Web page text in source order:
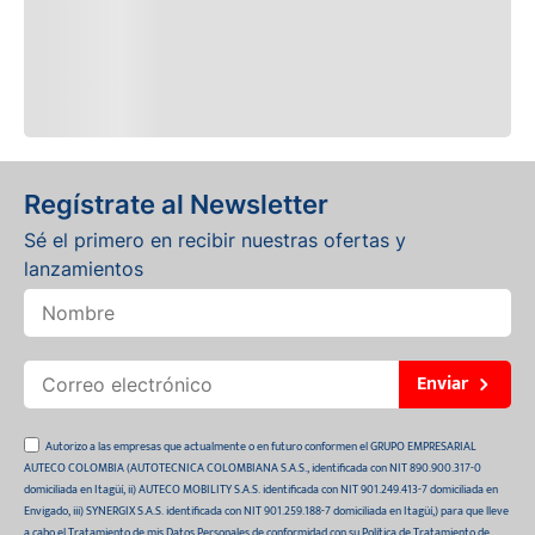
Regístrate al Newsletter
Sé el primero en recibir nuestras ofertas y
lanzamientos
Enviar
Autorizo a las empresas que actualmente o en futuro conformen el GRUPO EMPRESARIAL
AUTECO COLOMBIA (AUTOTECNICA COLOMBIANA S.A.S., identificada con NIT 890.900.317-0
domiciliada en Itagüí, ii) AUTECO MOBILITY S.A.S. identificada con NIT 901.249.413-7 domiciliada en
Envigado, iii) SYNERGIX S.A.S. identificada con NIT 901.259.188-7 domiciliada en Itagüí,) para que lleve